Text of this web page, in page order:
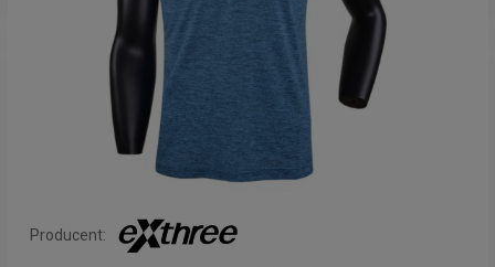
Producent: